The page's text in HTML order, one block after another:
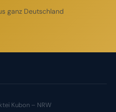
ganz Deutschland
Kubon – NRW